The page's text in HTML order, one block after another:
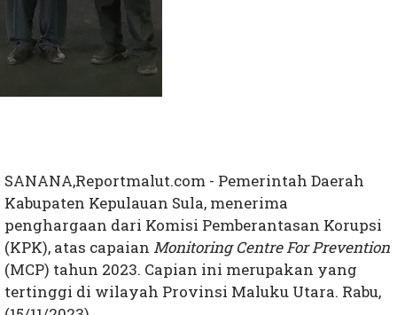
SANANA,Reportmalut.com - Pemerintah Daerah
Kabupaten Kepulauan Sula, menerima
penghargaan dari Komisi Pemberantasan Korupsi
(KPK), atas capaian Monitoring Centre For Prevention
(MCP) tahun 2023. Capian ini merupakan yang
tertinggi di wilayah Provinsi Maluku Utara. Rabu,